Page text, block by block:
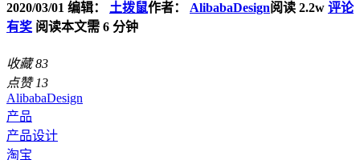
2020/03/01 编辑： 土拨鼠作者： AlibabaDesign阅读 2.2w 评论
有奖 阅读本文需 6 分钟
收藏 83
点赞 13
AlibabaDesign
产品
产品设计
淘宝